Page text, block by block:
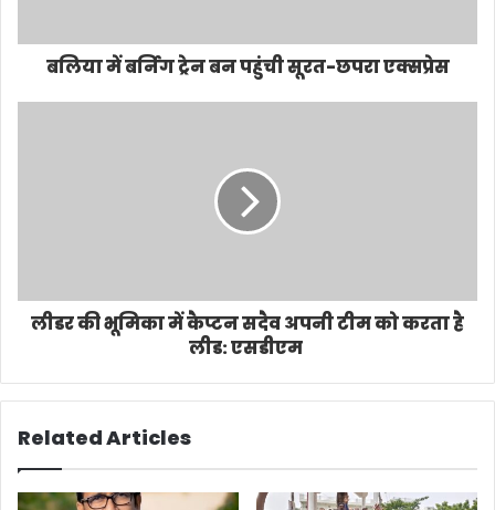
बलिया में बर्निग ट्रेन बन पहुंची सूरत-छपरा एक्सप्रेस
लीडर की भूमिका में कैप्टन सदैव अपनी टीम को करता है
लीड: एसडीएम
Related Articles